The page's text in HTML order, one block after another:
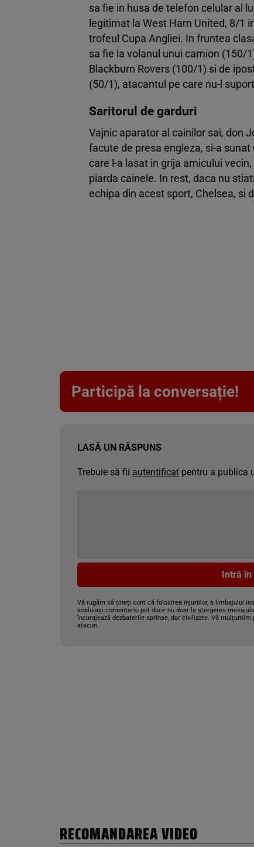
sa fie in husa de telefon celular al
legitimat la West Ham United, 8/1
trofeul Cupa Angliei. In fruntea
sa fie la volanul unui camion (150/
Blackburn Rovers (100/1) si de
(50/1), atacantul pe care nu-l
Saritorul de garduri
Vajnic aparator al cainilor sai, don
facute de presa engleza, si-a
care l-a lasat in grija amicului
piarda cainele. In rest, daca nu
echipa din acest sport, Chelsea, si
Participă la conversație!
LASĂ UN RĂSPUNS
Trebuie să fii autentificat pentru a publica
Intră
Vă rugăm să țineți cont că folosirea injuriilor, a limbajului
aceluiași comentariu pot duce nu doar la ștergerea
încurajează dezbaterile aprinse, dar civilizate. Vă
atacuri.
RECOMANDAREA VIDEO